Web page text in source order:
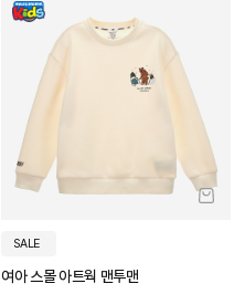
SALE
여아 스몰 아트웍 맨투맨